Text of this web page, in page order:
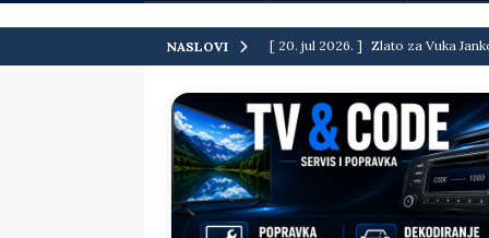
NASLOVI [ 20. jul 2026. ] Zlato za Vuka
[ 19. jul 2026. ] Da li i obraz ima
[ 16. jul 2026. ] Mile će da ti oprosti
[ 16. jul 2026. ] Krediti i dugovi
[ 15. jul 2026. ] Politički potres u